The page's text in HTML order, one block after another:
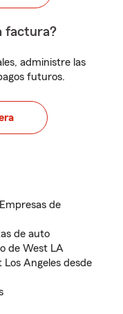
factura?
administre las
futuros.
de
de auto
de West LA
Los Angeles desde